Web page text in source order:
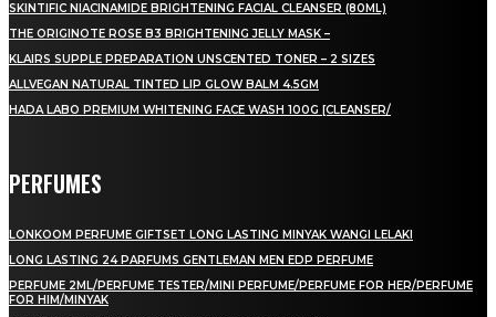
SKINTIFIC NIACINAMIDE BRIGHTENING FACIAL CLEANSER (80ML)
THE ORIGINOTE ROSE B3 BRIGHTENING JELLY MASK –
KLAIRS SUPPLE PREPARATION UNSCENTED TONER – 2 SIZES
ALLVEGAN NATURAL TINTED LIP GLOW BALM 4.5GM
HADA LABO PREMIUM WHITENING FACE WASH 100G [CLEANSER/
PERFUMES
LONKOOM PERFUME GIFTSET LONG LASTING MINYAK WANGI LELAKI
LONG LASTING 24 PARFUMS GENTLEMAN MEN EDP PERFUME
PERFUME 2ML/PERFUME TESTER/MINI PERFUME/PERFUME FOR HER/PERFUME
FOR HIM/MINYAK